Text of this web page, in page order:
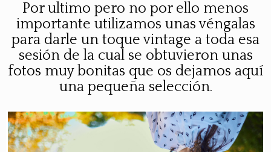
Por ultimo pero no por ello menos
importante utilizamos unas véngalas
para darle un toquevintage a toda esa
sesión de la cual se obtuvieron unas
fotos muy bonitas que os dejamos aquí
una pequeña selección.